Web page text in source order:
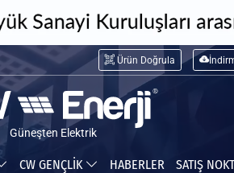
Ürün Doğrula
Güneşten Elektrik
CW GENÇLİK HABERLER SATIŞ